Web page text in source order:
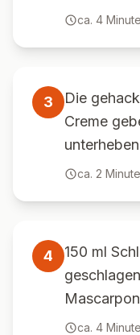
ca. 4
3
Die
Creme
ca. 2
4
150 ml
ca. 4